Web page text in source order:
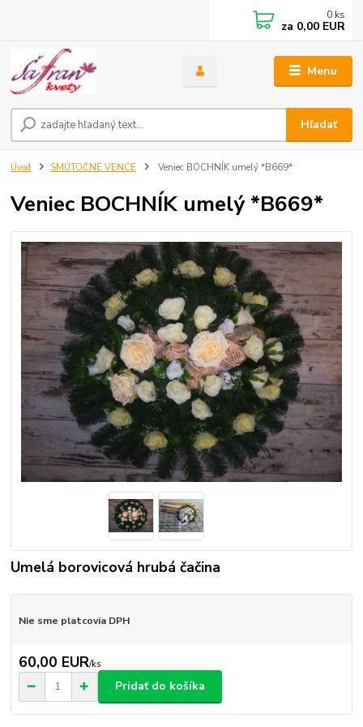
Menu
Hľadať
0 ks
za 0,00 EUR
Úvod SMÚTOČNÉ VENCE Veniec BOCHNÍK umelý *B669*
Veniec BOCHNÍK umelý *B669*
Umelá borovicová hrubá čačina
Nie sme platcovia DPH
60,00 EUR/ks
Pridať do košíka